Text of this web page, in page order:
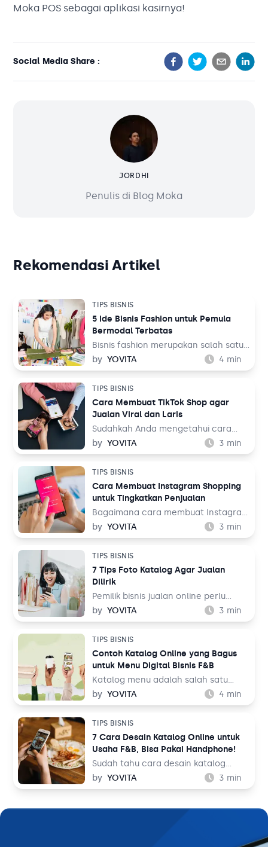
Moka POS sebagai aplikasi kasirnya!
Social Media Share :
JORDHI
Penulis di Blog Moka
Rekomendasi Artikel
TIPS BISNIS
5 Ide Bisnis Fashion untuk Pemula
Bermodal Terbatas
Bisnis fashion merupakan salah satu
bisnis yang tak akan pernah mati.
Sebab, pada dasarnya setiap orang
kehidupan sehari-hari mereka, baik
untuk bekerja maupun aktivitas
lainnya. Tentu ini jadi peluang bisnis
yang menjanjikan dari waktu ke
waktu.
by YOVITA 4 min
TIPS BISNIS
Cara Membuat TikTok Shop agar
Jualan Viral dan Laris
Sudahkah Anda mengetahui cara
membuat TikTok Shop? TikTok
merupakan salah satu media sosial
sosial yang menampilkan konten
audio visual tersebut dinilai menarik
karena menampilkan beragam tema,
mulai dari hiburan, resep makanan,
hingga pengetahuan. Bahkan media
sosial ini juga bisa digunakan untuk
Lalu, bagaimana cara membuatnya
untuk jualan online?
by YOVITA 3 min
TIPS BISNIS
Cara Membuat Instagram Shopping
untuk Tingkatkan Penjualan
Bagaimana cara membuat Instagram
Shopping? Instagram adalah salah
satu media sosial populer saat ini
orang di seluruh dunia. Dalam
perspektif bisnis, hal ini tentu menjadi
sebuah keuntungan.
by YOVITA 3 min
TIPS BISNIS
7 Tips Foto Katalog Agar Jualan
Dilirik
Pemilik bisnis jualan online perlu
belajar tentang fotografi produk
agar bisa menghasilkan foto yang
barang dagangan. Foto katalog tidak
bisa dilakukan sembarangan dan asal
upload ke tempat jualan. Saat
berbelanja, pengunjung toko online
bukan hanya membandingkan harga
dengan toko sebelah, tetapi juga
ada.
by YOVITA 3 min
TIPS BISNIS
Contoh Katalog Online yang Bagus
untuk Menu Digital Bisnis F&B
Katalog menu adalah salah satu
elemen penting dalam bisnis F&B.
Tidak hanya memudahkan pelanggan
mereka pesan, tapi katalog menu
juga bisa menjadi sarana
membangun image untuk bisnis Anda.
Oleh karena itu, mendesain katalog
menu menjadi hal yang perlu
dipikirkan secara matang dan
by YOVITA 4 min
TIPS BISNIS
7 Cara Desain Katalog Online untuk
Usaha F&B, Bisa Pakai Handphone!
Sudah tahu cara desain katalog
online? Sebagai pemilik bisnis F&B,
Anda perlu memperkenalkan
baik ke pelanggan. Sebelum
by YOVITA 3 min